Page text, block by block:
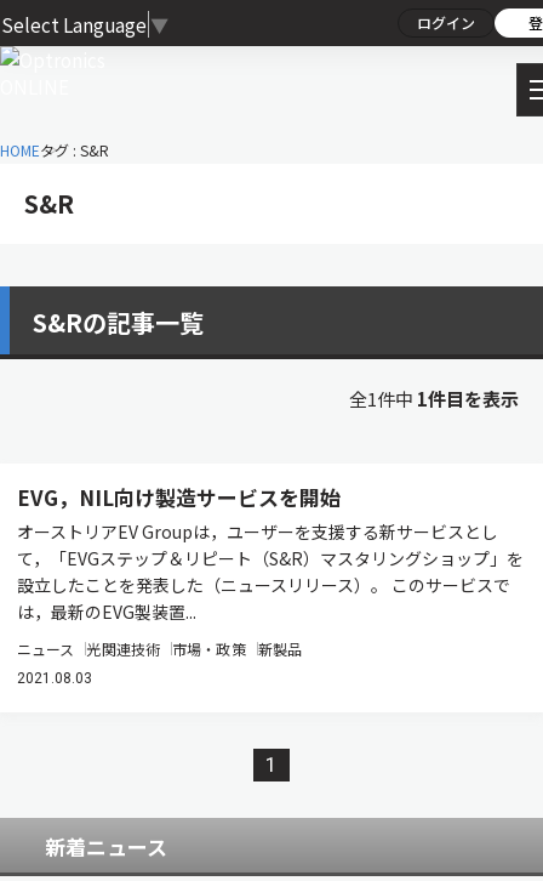
Select Language ▼ ログイン
HOMEタグ : S&R
S&R
S&Rの記事一覧
全1件中 1件目を表示
EVG，NIL向け製造サービスを開始
オーストリアEV Groupは，ユーザーを支援する新サービスとし
て，「EVGステップ＆リピート（S&R）マスタリングショップ」を
設立したことを発表した（ニュースリリース）。 このサービスで
は，最新のEVG製装置...
ニュース 光関連技術 市場・政策 新製品
2021.08.03
1
新着ニュース